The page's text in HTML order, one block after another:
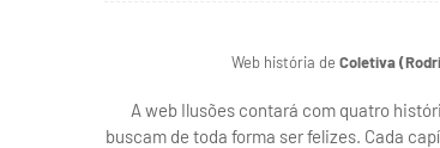
Web história de Coletiva
A web Ilusões contará com quatro
buscam de toda forma ser felizes. Cada